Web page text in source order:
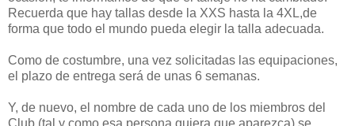
Recuerda que hay tallas desde la XXS hasta la 4XL,de
forma que todo el mundo pueda elegir la talla adecuada.
Como de costumbre, una vez solicitadas las equipaciones,
el plazo de entrega será de unas 6 semanas.
Y, de nuevo, el nombre de cada uno de los miembros del